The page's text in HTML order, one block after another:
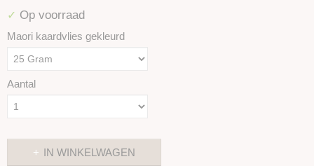
✓ Op voorraad
Maori kaardvlies gekleurd
Aantal
IN WINKELWAGEN